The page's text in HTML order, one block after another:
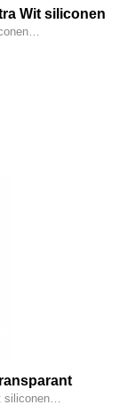
Wit siliconen
siliconen…